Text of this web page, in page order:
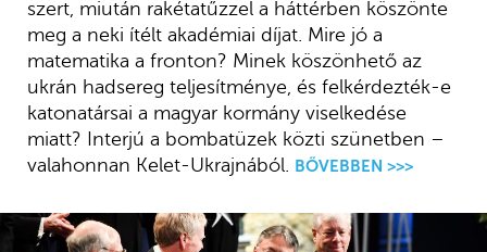
szert, miután rakétatűzzel a háttérben köszönte
meg a neki ítélt akadémiai díjat. Mire jó a
matematika a fronton? Minek köszönhető az
ukrán hadsereg teljesítménye, és felkérdezték-e
katonatársai a magyar kormány viselkedése
miatt? Interjú a bombatüzek közti szünetben –
valahonnan Kelet-Ukrajnából. BŐVEBBEN >>>